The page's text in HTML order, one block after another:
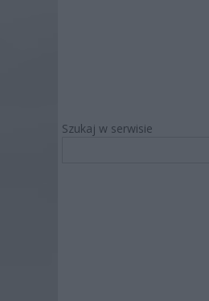
Szukaj w serwisie